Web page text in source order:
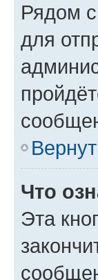
Рядом
для
Что
Эта